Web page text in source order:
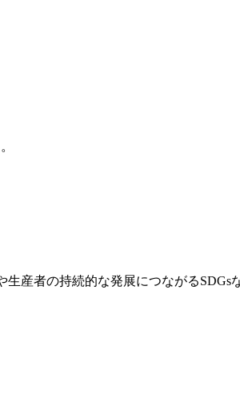
産者の持続的な発展につながるSDGs